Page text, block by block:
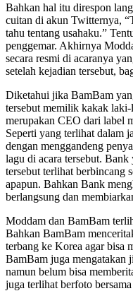
Bahkan hal itu direspon
cuitan di akun Twitternya,
tahu tentang usahaku.”
penggemar. Akhirnya
secara resmi di acaranya
setelah kejadian tersebut,
Diketahui jika BamBam
tersebut memilik kakak
merupakan CEO dari label
Seperti yang terlihat dalam
dengan menggandeng
lagu di acara tersebut.
tersebut terlihat berbincang
apapun. Bahkan Bank
berlangsung dan
Moddam dan BamBam
Bahkan BamBam
terbang ke Korea agar bisa
BamBam juga mengatakan
namun belum bisa
juga terlihat berfoto